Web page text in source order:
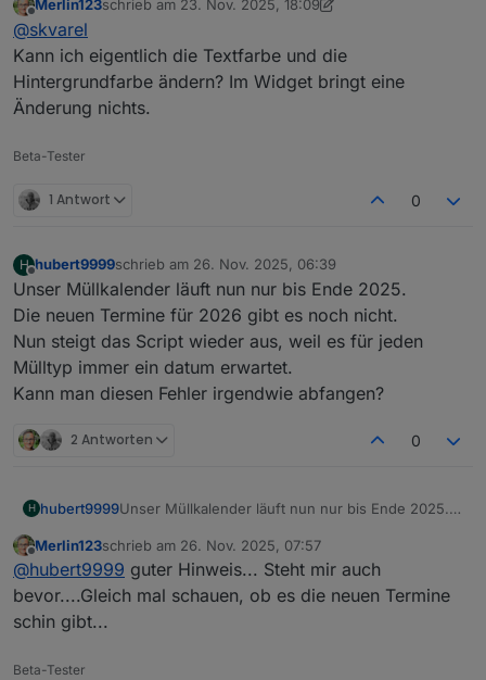
Offline
Merlin123schrieb am 23. Nov. 2025, 18:09
zuletzt editiert von Merlin123
@skvarel
Kann ich eigentlich die Textfarbe und die
Hintergrundfarbe ändern? Im Widget bringt eine
Änderung nichts.
Beta-Tester
1 Antwort 0
H
Offline
hubert9999schrieb am 26. Nov. 2025, 06:39
zuletzt editiert von
Unser Müllkalender läuft nun nur bis Ende 2025.
Die neuen Termine für 2026 gibt es noch nicht.
Nun steigt das Script wieder aus, weil es für jeden
Mülltyp immer ein datum erwartet.
Kann man diesen Fehler irgendwie abfangen?
2 Antworten 0
H hubert9999Unser Müllkalender läuft nun nur bis Ende 2025.
Nun steigt das Script wieder aus, weil es für jeden
Mülltyp immer ein datum erwartet.
Kann man diesen Fehler irgendwie abfangen?
Offline
Merlin123schrieb am 26. Nov. 2025, 07:57
zuletzt editiert von
@hubert9999 guter Hinweis... Steht mir auch
bevor....Gleich mal schauen, ob es die neuen Termine
schin gibt...
Beta-Tester